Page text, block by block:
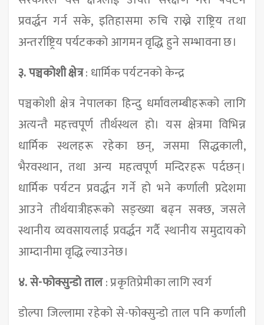
प्रवर्द्धन गर्न सके, इतिहासमा रुचि राख्ने राष्ट्रिय तथा
अन्तर्राष्ट्रिय पर्यटकको आगमन वृद्धि हुने सम्भावना छ।
३.पञ्चकोशी क्षेत्र: धार्मिक पर्यटनको केन्द्र
पञ्चकोशी क्षेत्र नेपालका हिन्दु धर्मावलम्बीहरूको लागि
अत्यन्तै महत्त्वपूर्ण तीर्थस्थल हो। यस क्षेत्रमा विभिन्न
धार्मिक स्थलहरू रहेका छन्, जसमा सिद्धकाली,
भैरवस्थान, तथा अन्य महत्वपूर्ण मन्दिरहरू पर्दछन्।
धार्मिक पर्यटन प्रवर्द्धन गर्ने हो भने कर्णाली प्रदेशमा
आउने तीर्थयात्रीहरूको सङ्ख्या बढ्न सक्छ, जसले
स्थानीय व्यवसायलाई प्रवर्द्धन गर्दै स्थानीय समुदायको
आम्दानीमा वृद्धि ल्याउनेछ।
४.से-फोक्सुन्डो ताल: प्रकृतिप्रेमीका लागि स्वर्ग
डोल्पा जिल्लामा रहेको से-फोक्सुन्डो ताल पनि कर्णाली